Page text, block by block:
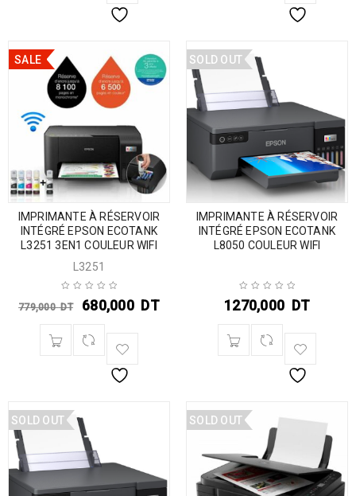
SALE
IMPRIMANTE À RÉSERVOIR
INTÉGRÉ EPSON ECOTANK
L3251 3EN1 COULEUR WIFI
L3251
779,000DT 680,000 DT
SOLD OUT
IMPRIMANTE À RÉSERVOIR
INTÉGRÉ EPSON ECOTANK
L8050 COULEUR WIFI
1270,000 DT
SOLD OUT SOLD OUT